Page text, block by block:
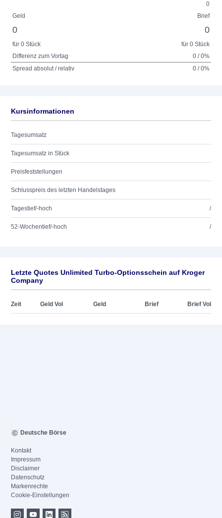
0
Geld
Brief
0 0
für 0 Stück
für 0 Stück
Differenz zum Vortag
0 / 0%
Spread absolut / relativ
0 / 0%
Kursinformationen
Tagesumsatz
Tagesumsatz in Stück
Preisfeststellungen
Schlusspreis des letzten Handelstages
Tagestief/-hoch /
52-Wochentief/-hoch /
Letzte Quotes Unlimited Turbo-Optionsschein auf Kroger
Company
Zeit Geld Vol Geld Brief Brief Vol
Deutsche Börse
Kontakt
Impressum
Disclaimer
Datenschutz
Markenrechte
Cookie-Einstellungen